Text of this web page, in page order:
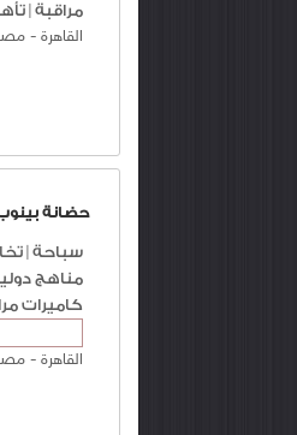
مراقبة
القاهرة -
حضانة
سباحة
مناهج
كاميرات
القاهرة -